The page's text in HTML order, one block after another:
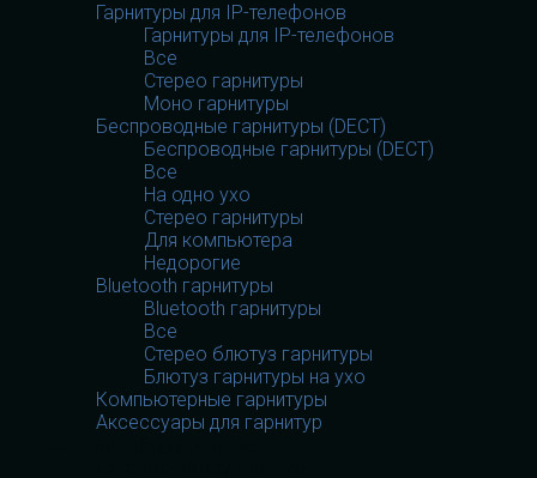
Гарнитуры для IP-телефонов
Гарнитуры для IP-телефонов
Все
Стерео гарнитуры
Моно гарнитуры
Беспроводные гарнитуры (DECT)
Беспроводные гарнитуры (DECT)
Все
На одно ухо
Стерео гарнитуры
Для компьютера
Недорогие
Bluetooth гарнитуры
Bluetooth гарнитуры
Все
Стерео блютуз гарнитуры
Блютуз гарнитуры на ухо
Компьютерные гарнитуры
Аксессуары для гарнитур